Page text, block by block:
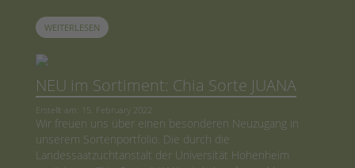
WEITERLESEN
NEU im Sortiment: Chia Sorte JUANA
Erstellt am: 15. February 2022
Wir freuen uns über einen besonderen Neuzugang in
unserem Sortenportfolio. Die durch die
Landessaatzuchtanstalt der Universität Hohenheim